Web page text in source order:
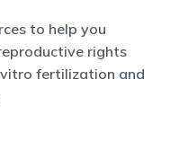
to help you
rights
fertilization and